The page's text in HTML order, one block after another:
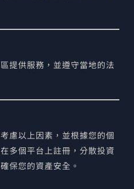
提供服務，並遵守當地的法
慮以上因素，並根據您的個
多個平台上註冊，分散投資
保您的資產安全。